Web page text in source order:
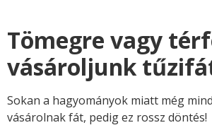
Tömegre vagy
vásároljunk
Sokan a hagyományok miatt még
vásárolnak fát, pedig ez rossz döntés!